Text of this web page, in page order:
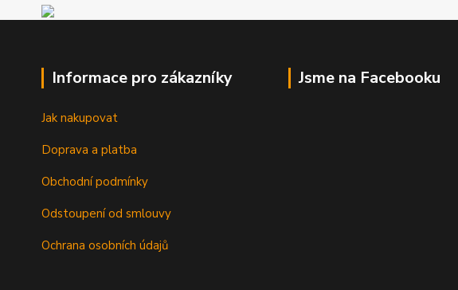
Informace pro zákazníky
Jak nakupovat
Doprava a platba
Obchodní podmínky
Odstoupení od smlouvy
Ochrana osobních údajů
Jsme na Facebooku